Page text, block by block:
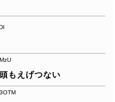
もえげつない